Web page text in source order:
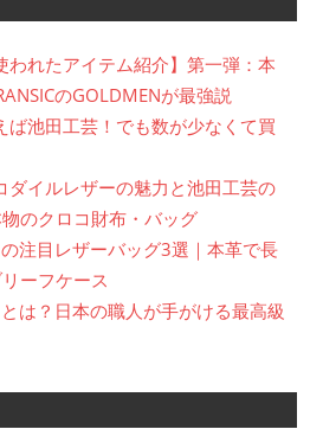
われたアイテム紹介】第一弾：本
のGOLDMENが最強説
ば池田工芸！でも数が少なくて買
ダイルレザーの魅力と池田工芸の
のクロコ財布・バッグ
注目レザーバッグ3選｜本革で長
ーフケース
は？日本の職人が手がける最高級